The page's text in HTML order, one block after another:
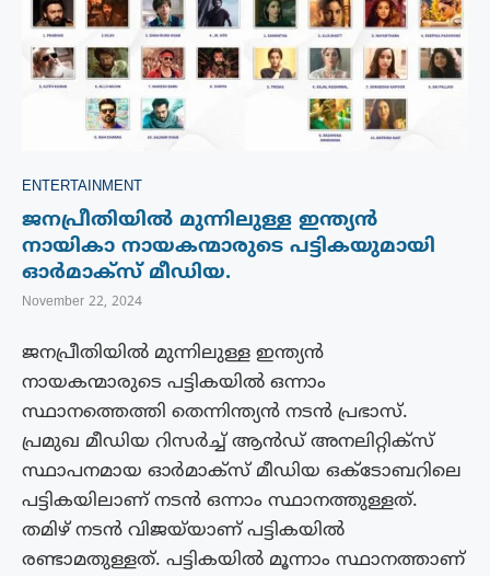
ENTERTAINMENT
ജനപ്രീതിയില്‍ മുന്നിലുള്ള ഇന്ത്യൻ
നായികാ നായകന്മാരുടെ പട്ടികയുമായി
ഓർമാക്‌സ് മീഡിയ.
November 22, 2024
ജനപ്രീതിയില്‍ മുന്നിലുള്ള ഇന്ത്യൻ
നായകന്മാരുടെ പട്ടികയിൽ ഒന്നാം
സ്ഥാനത്തെത്തി തെന്നിന്ത്യൻ നടൻ പ്രഭാസ്.
പ്രമുഖ മീഡിയ റിസർച്ച് ആൻഡ് അനലിറ്റിക്‌സ്
സ്ഥാപനമായ ഓർമാക്‌സ് മീഡിയ ഒക്ടോബറിലെ
പട്ടികയിലാണ് നടൻ ഒന്നാം സ്ഥാനത്തുള്ളത്.
തമിഴ് നടൻ വിജയ്‌യാണ് പട്ടികയില്‍
രണ്ടാമതുള്ളത്. പട്ടികയില്‍ മൂന്നാം സ്ഥാനത്താണ്